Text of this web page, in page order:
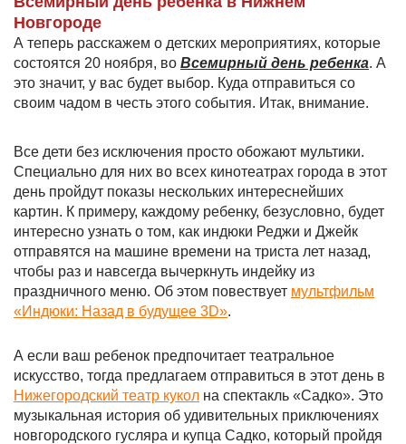
Новгороде
А теперь расскажем о детских мероприятиях, которые
состоятся 20 ноября, во Всемирный день ребенка. А
это значит, у вас будет выбор. Куда отправиться со
своим чадом в честь этого события. Итак, внимание.
Все дети без исключения просто обожают мультики.
Специально для них во всех кинотеатрах города в этот
день пройдут показы нескольких интереснейших
картин. К примеру, каждому ребенку, безусловно, будет
интересно узнать о том, как индюки Реджи и Джейк
отправятся на машине времени на триста лет назад,
чтобы раз и навсегда вычеркнуть индейку из
праздничного меню. Об этом повествует мультфильм
«Индюки: Назад в будущее 3D».
А если ваш ребенок предпочитает театральное
искусство, тогда предлагаем отправиться в этот день в
Нижегородский театр кукол на спектакль «Садко». Это
музыкальная история об удивительных приключениях
новгородского гусляра и купца Садко, который пройдя